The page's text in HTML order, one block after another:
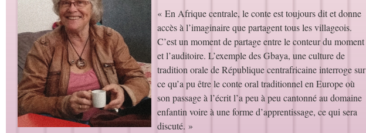
« En Afrique centrale, le conte est toujours dit et donne
accès à l’imaginaire que partagent tous les villageois.
C’est un moment de partage entre le conteur du moment
et l’auditoire. L’exemple des Gbaya, une culture de
tradition orale de République centrafricaine interroge sur
ce qu’a pu être le conte oral traditionnel en Europe où
son passage à l’écrit l’a peu à peu cantonné au domaine
enfantin voire à une forme d’apprentissage, ce qui sera
discuté. »